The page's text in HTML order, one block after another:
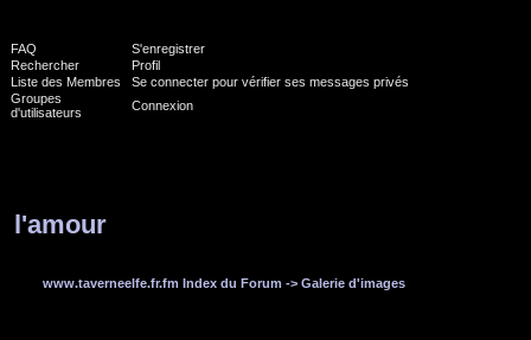
FAQ
S'enregistrer
Rechercher
Profil
Liste des Membres
Se connecter pour vérifier ses messages privés
Groupes
d'utilisateurs
Connexion
l'amour
www.taverneelfe.fr.fm Index du Forum -> Galerie d'images